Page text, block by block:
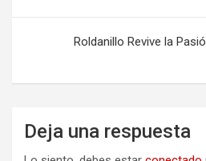
entradas
Roldanillo Revive la
Deja una respuesta